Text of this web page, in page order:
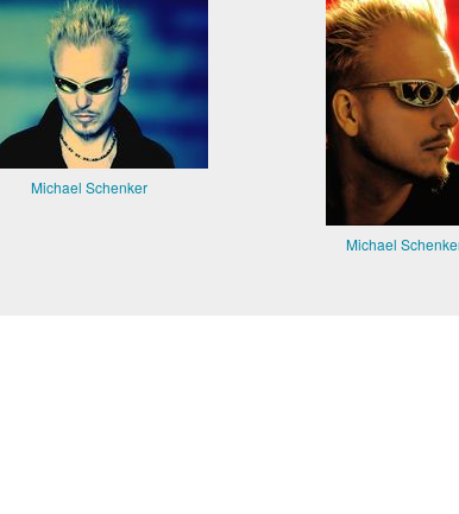
Michael Schenker
Michael